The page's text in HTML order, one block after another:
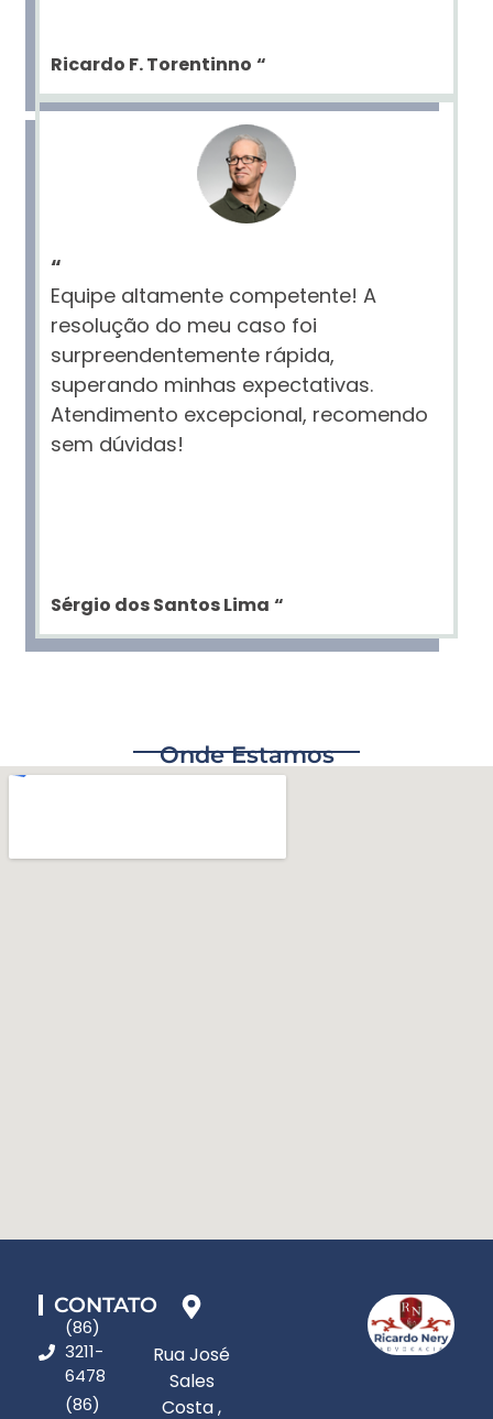
Ricardo F. Torentinno “
“
Equipe altamente competente! A
resolução do meu caso foi
surpreendentemente rápida,
superando minhas expectativas.
Atendimento excepcional, recomendo
sem dúvidas!
Sérgio dos Santos Lima “
Onde Estamos
(86)
3211-
6478
(86)
CONTATO
Rua José
Sales
Costa ,